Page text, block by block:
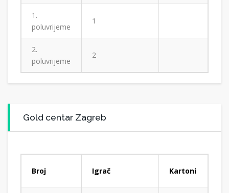
1.
poluvrijeme
1
2.
poluvrijeme
2
Gold centar Zagreb
Broj Igrač Kartoni